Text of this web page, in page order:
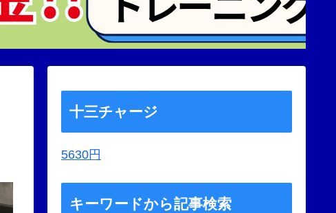
十三チャージ
5630円
キーワードから記事検索